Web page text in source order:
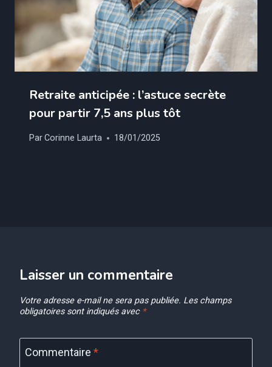
Retraite anticipée : l’astuce secrète
pour partir 7,5 ans plus tôt
ParCorinne Laurta 18/01/2025
Laisser un commentaire
Votre adresse e-mail ne sera pas publiée. Les champs
obligatoires sont indiqués avec *
Commentaire *